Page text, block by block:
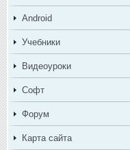
Android
Учебники
Видеоуроки
Софт
Форум
Карта сайта